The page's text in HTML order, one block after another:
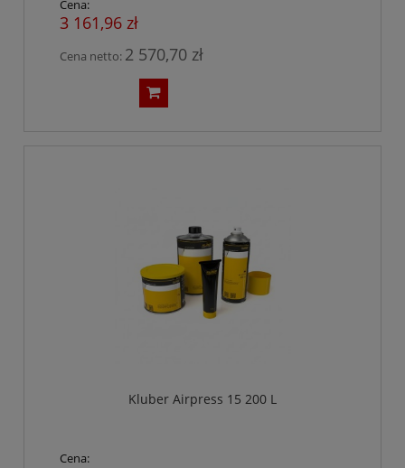
Cena:
3 161,96 zł
Cena netto: 2 570,70 zł
Kluber Airpress 15 200 L
Cena: